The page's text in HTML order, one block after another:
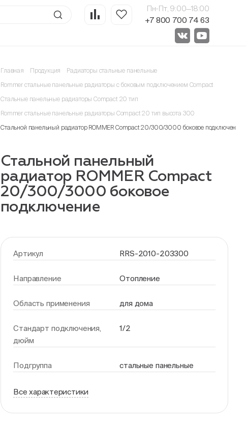
Пн-Пт, 9:00—18:00
+7 800 700 74 63
Главная Продукция Радиаторы стальные панельные
Rommer стальные панельные радиаторы с боковым подключением Compact
Стальные панельные радиаторы Compact 20 тип
Rommer стальные панельные радиаторы Compact 20 тип высота 300
Стальной панельный радиатор ROMMER Compact 20/300/3000 боковое подключение
Стальной панельный
радиатор ROMMER Compact
20/300/3000 боковое
подключение
Артикул RRS-2010-203300
Направление Отопление
Область применения для дома
Стандарт подключения,
дюйм
1/2
Подгруппа стальные панельные
Все характеристики